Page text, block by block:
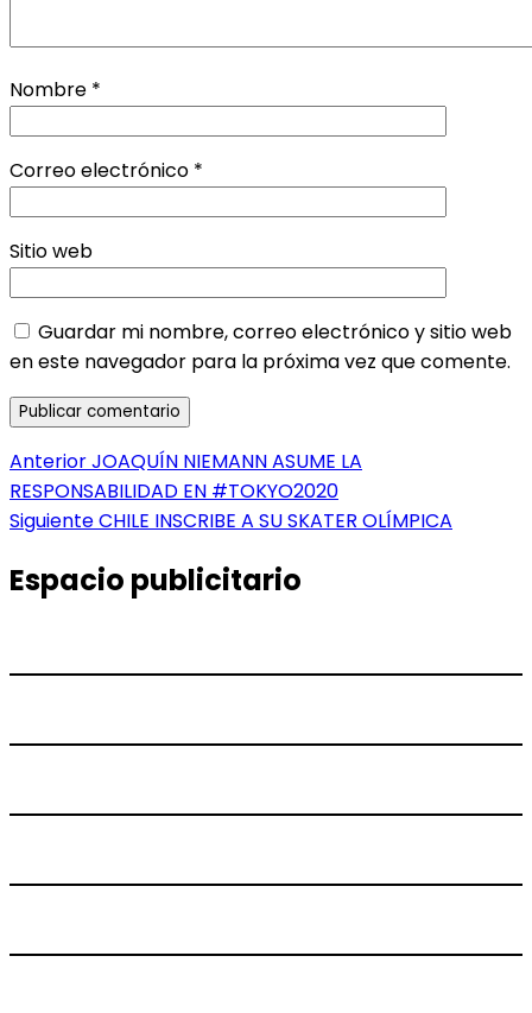
Nombre *
Correo electrónico *
Sitio web
Guardar mi nombre, correo electrónico y sitio web
en este navegador para la próxima vez que comente.
Navegación
de
AnteriorEntrada
anterior:
JOAQUÍN NIEMANN ASUME LA
RESPONSABILIDAD EN #TOKYO2020
SiguienteEntrada
CHILE INSCRIBE A SU SKATER OLÍMPICA
Espacio publicitario